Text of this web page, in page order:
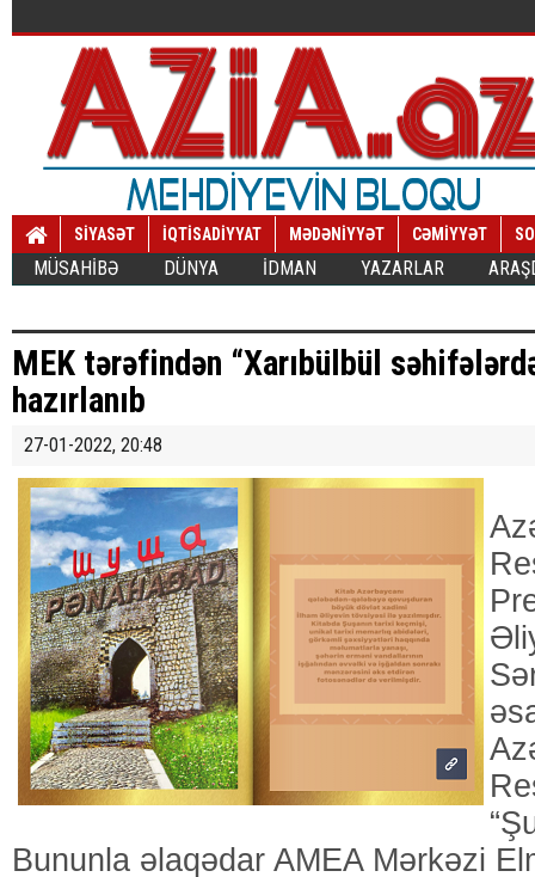
SİYASƏT İQTİSADİYYAT MƏDƏNİYYƏT CƏMİYYƏT
MÜSAHİBƏ DÜNYA İDMAN YAZARLAR
MEK tərəfindən “Xarıbülbül
hazırlanıb
27-01-2022, 20:48
Bununla əlaqədar AMEA Mərkəzi